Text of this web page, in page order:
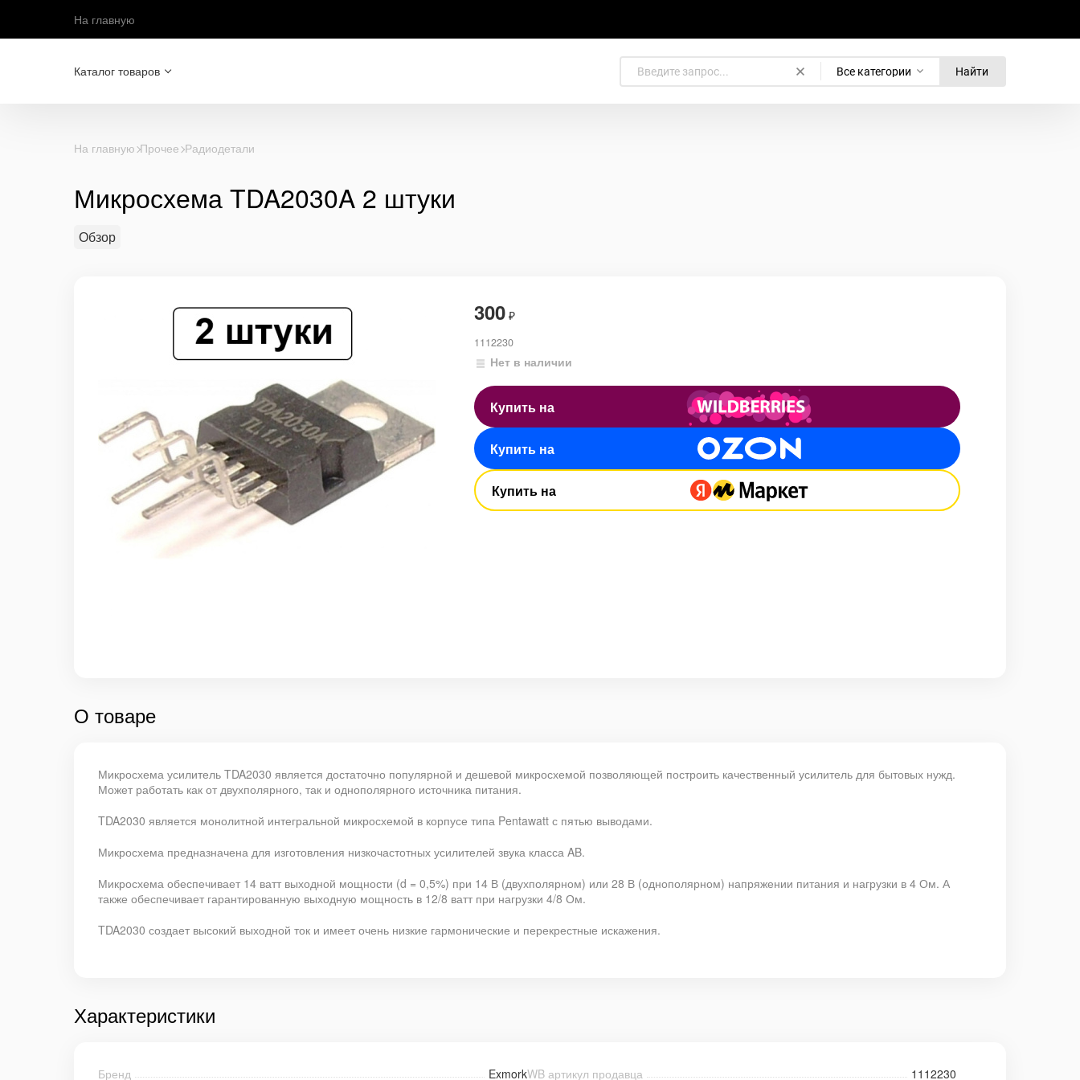
На главную
Каталог товаров Все категории Найти
На главную Прочее Радиодетали
Микросхема TDA2030A 2 штуки
Обзор
300 ₽
1112230
Нет в наличии
Купить на
Купить на
Купить на
О товаре
Микросхема усилитель TDA2030 является достаточно популярной и дешевой микросхемой позволяющей построить качественный усилитель для бытовых нужд.
Может работать как от двухполярного, так и однополярного источника питания.
TDA2030 является монолитной интегральной микросхемой в корпусе типа Pentawatt с пятью выводами.
Микросхема предназначена для изготовления низкочастотных усилителей звука класса AB.
Микросхема обеспечивает 14 ватт выходной мощности (d = 0,5%) при 14 В (двухполярном) или 28 В (однополярном) напряжении питания и нагрузки в 4 Ом. А
также обеспечивает гарантированную выходную мощность в 12/8 ватт при нагрузки 4/8 Ом.
TDA2030 создает высокий выходной ток и имеет очень низкие гармонические и перекрестные искажения.
Характеристики
Бренд ExmorkWB артикул продавца 1112230